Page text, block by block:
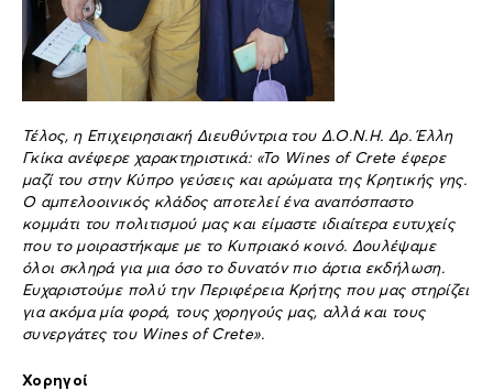
Τέλος, η Επιχειρησιακή Διευθύντρια του Δ.Ο.Ν.Η. Δρ. Έλλη
Γκίκα ανέφερε χαρακτηριστικά: «Το Wines of Crete έφερε
μαζί του στην Κύπρο γεύσεις και αρώματα της Κρητικής γης.
Ο αμπελοοινικός κλάδος αποτελεί ένα αναπόσπαστο
κομμάτι του πολιτισμού μας και είμαστε ιδιαίτερα ευτυχείς
που το μοιραστήκαμε με το Κυπριακό κοινό. Δουλέψαμε
όλοι σκληρά για μια όσο το δυνατόν πιο άρτια εκδήλωση.
Ευχαριστούμε πολύ την Περιφέρεια Κρήτης που μας στηρίζει
για ακόμα μία φορά, τους χορηγούς μας, αλλά και τους
συνεργάτες του Wines of Crete».
Χορηγοί